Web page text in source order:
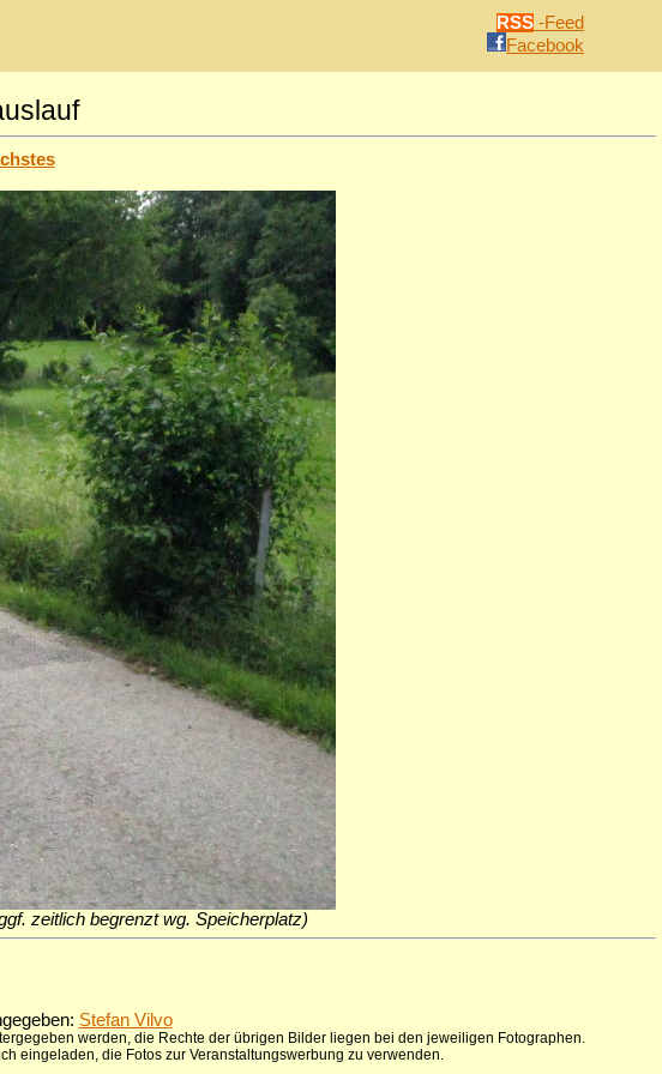
RSS -Feed
Facebook
zeitlich begrenzt wg. Speicherplatz)
Stefan Vilvo
werden, die Rechte der übrigen Bilder liegen bei den jeweiligen Fotographen.
eingeladen, die Fotos zur Veranstaltungswerbung zu verwenden.